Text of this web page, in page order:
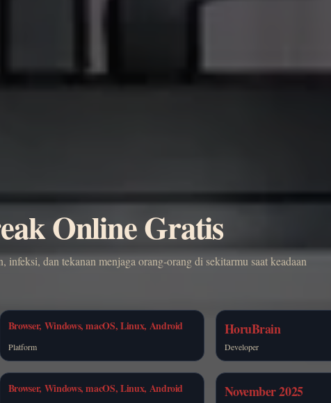
Online Gratis
dan tekanan menjaga orang-orang di sekitarmu saat keadaan
Browser, Windows, macOS, Linux, Android
Platform
HoruBrain
Developer
Browser, Windows, macOS, Linux, Android November 2025